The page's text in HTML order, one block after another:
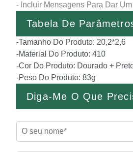
- Incluir Mensagens Para Dar
Tabela De
-Tamanho Do Produto: 20,2*2,6
-Material Do Produto: 410
-Cor Do Produto: Dourado +
-Peso Do Produto: 83g
Diga-Me O Que